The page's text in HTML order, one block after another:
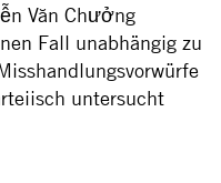
Văn Chưởng
Fall unabhängig zu
untersucht